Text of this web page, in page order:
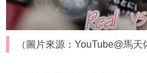
（圖片來源：YouTube@馬天